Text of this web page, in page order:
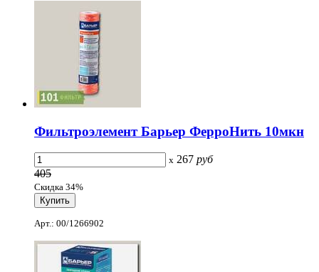
Фильтроэлемент Барьер ФерроНить 10мкн
x 267 руб
405
Скидка 34%
Арт.: 00/1266902